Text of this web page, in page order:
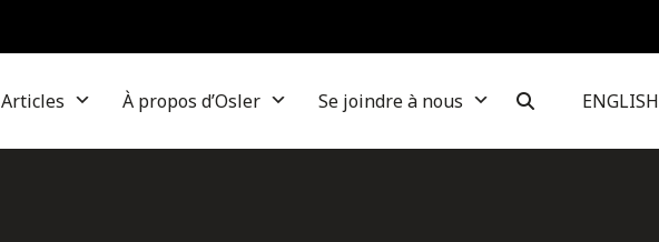
Articles À propos d’Osler Se joindre à nous ENGLISH